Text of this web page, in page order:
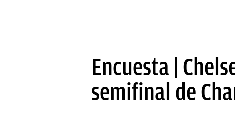
OKDIARIO
Encuesta |
semifinal de